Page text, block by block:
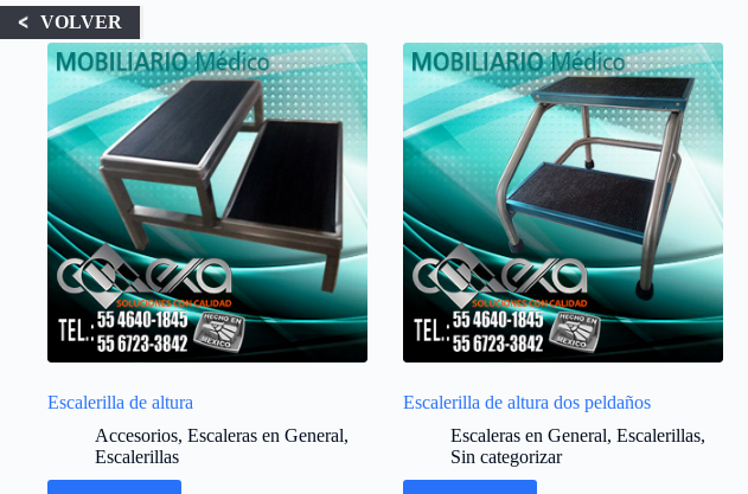
Escalerilla de altura
Accesorios, Escaleras en General,
Escalerillas
Escalerilla de altura dos peldaños
Escaleras en General, Escalerillas,
Sin categorizar
VOLVER